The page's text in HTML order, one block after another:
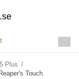
Plus /
Touch